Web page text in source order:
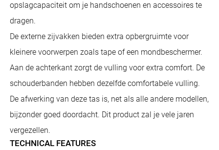
opslagcapaciteit om je handschoenen en accessoires te
dragen.
De externe zijvakken bieden extra opbergruimte voor
kleinere voorwerpen zoals tape of een mondbeschermer.
Aan de achterkant zorgt de vulling voor extra comfort. De
schouderbanden hebben dezelfde comfortabele vulling.
De afwerking van deze tas is, net als alle andere modellen,
bijzonder goed doordacht. Dit product zal je vele jaren
vergezellen.
TECHNICAL FEATURES